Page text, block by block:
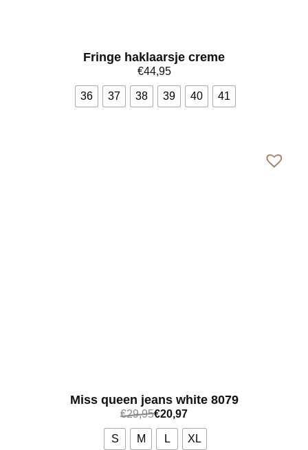
Fringe haklaarsje creme
€44,95
36 37 38 39 40 41
Miss queen jeans white 8079
€29,95€20,97
S M L XL